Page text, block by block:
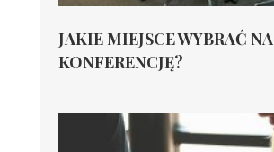
JAKIE MIEJSCE WYBRAĆ NA
KONFERENCJĘ?